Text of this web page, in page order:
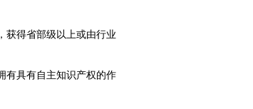
获得省部级以上或由行业
有具有自主知识产权的作